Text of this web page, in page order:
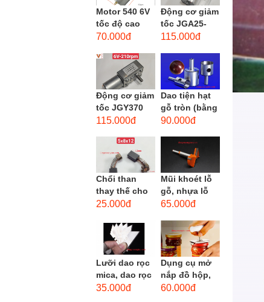
Motor 540 6V
tốc độ cao
20.000 vòng/
torque
70.000đ
Động cơ giảm
tốc JGA25-
310 6-12 VDC.
mini JGA25-
310
115.000đ
Động cơ giảm
tốc JGY370
DC bánh răng
men xoắn
cao...
115.000đ
Dao tiện hạt
gỗ tròn (bằng
thép trắng)
90.000đ
Chổi than
thay thế cho
động cơ, chổi
motor máy
khoan,...
25.000đ
Mũi khoét lỗ
gỗ, nhựa lỗ
lớn D40mm-
opener)
65.000đ
Lưỡi dao rọc
mica, dao rọc
cáp hình
35.000đ
Dụng cụ mở
nắp đồ hộp,
mở nắp lon
60.000đ